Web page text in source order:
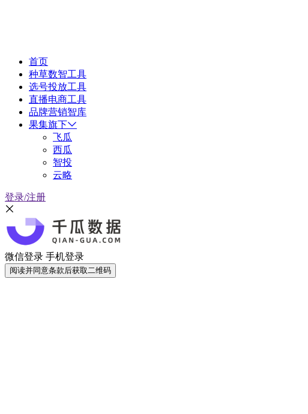
首页
种草数智工具
选号投放工具
直播电商工具
品牌营销智库
果集旗下
飞瓜
西瓜
智投
云略
登录/注册
微信登录 手机登录
阅读并同意条款后获取二维码